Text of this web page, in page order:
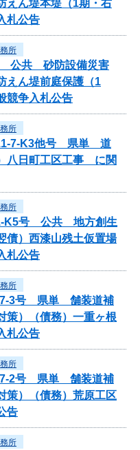
えん堤本堤（1期・右
札公告
所
公共 砂防設備災害
えん堤前庭保護（1
競争入札公告
所
11-7-K3他号 県単 道
八日町工区工事 に関
所
K5号 公共 地方創生
債）西漆山残土仮置場
札公告
所
3号 県単 舗装道補
策）（債務）一重ヶ根
札公告
所
2号 県単 舗装道補
策）（債務）荒原工区
告
所